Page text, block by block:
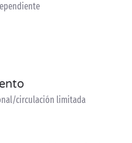
circulación limitada